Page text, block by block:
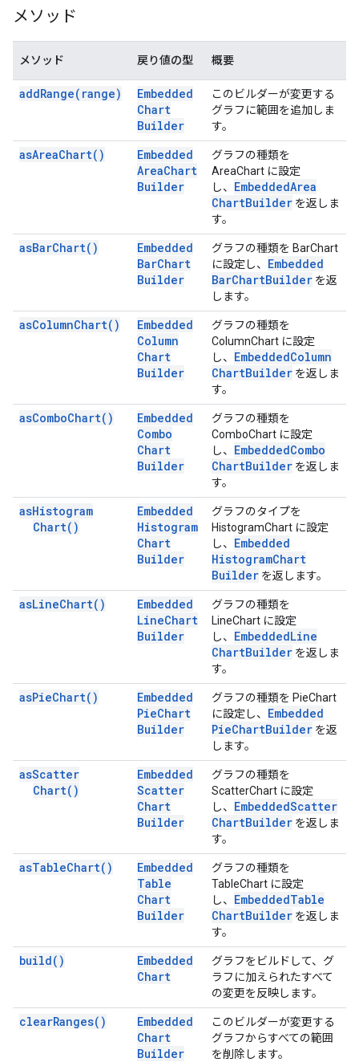
メソッド
メソッド 戻り値の型 概要
addRange( range)
Embedded
Chart
Builder
このビルダーが変更する
グラフに範囲を追加しま
す。
asAreaChart( )
Embedded
AreaChart
Builder
グラフの種類を
AreaChart に設定
し、 EmbeddedArea
ChartBuilder を返しま
す。
asBarChart( )
Embedded
BarChart
Builder
グラフの種類を BarChart
に設定し、 Embedded
BarChartBuilder を返
します。
asColumnChart( )
Embedded
Column
Chart
Builder
グラフの種類を
ColumnChart に設定
し、 EmbeddedColumn
ChartBuilder を返しま
す。
asComboChart( )
Embedded
Combo
Chart
Builder
グラフの種類を
ComboChart に設定
し、 EmbeddedCombo
ChartBuilder を返しま
す。
asHistogram
Chart( )
Embedded
Histogram
Chart
Builder
グラフのタイプを
HistogramChart に設定
し、 Embedded
HistogramChart
Builder を返します。
asLineChart( )
Embedded
LineChart
Builder
グラフの種類を
LineChart に設定
し、 EmbeddedLine
ChartBuilder を返しま
す。
asPieChart( )
Embedded
PieChart
Builder
グラフの種類を PieChart
に設定し、 Embedded
PieChartBuilder を返
します。
asScatter
Chart( )
Embedded
Scatter
Chart
Builder
グラフの種類を
ScatterChart に設定
し、 EmbeddedScatter
ChartBuilder を返しま
す。
asTableChart( )
Embedded
Table
Chart
Builder
グラフの種類を
TableChart に設定
し、 EmbeddedTable
ChartBuilder を返しま
す。
build( )
Embedded
Chart
グラフをビルドして、グ
ラフに加えられたすべて
の変更を反映します。
clearRanges( )
Embedded
Chart
Builder
このビルダーが変更する
グラフからすべての範囲
を削除します。